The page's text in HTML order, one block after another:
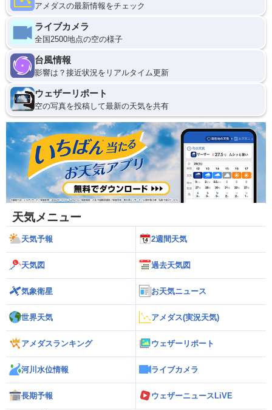
アメダスの最新情報をチェック
ライブカメラ
全国2500地点の空の様子
台風情報
影響は？接近状況をリアルタイム更新
ウェザーリポート
空の写真を投稿して最新の天気を共有
天気メニュー
天気予報 2週間天気
天気図 過去天気図
気象衛星 お天気ニュース
世界天気 アメダス(実況天気)
アメダスランキング ウェザーリポート
河川水位情報 ライブカメラ
長期予報 ウェザーニュースLiVE